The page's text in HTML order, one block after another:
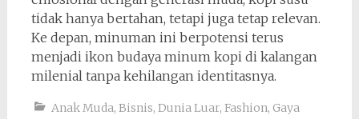
tidak hanya bertahan, tetapi juga tetap relevan.
Ke depan, minuman ini berpotensi terus
menjadi ikon budaya minum kopi di kalangan
milenial tanpa kehilangan identitasnya.
Anak Muda, Bisnis, Dunia Luar, Fashion, Gaya